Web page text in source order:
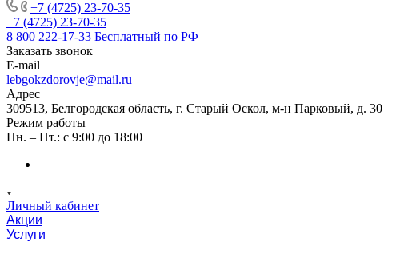
+7 (4725) 23-70-35
+7 (4725) 23-70-35
8 800 222-17-33 Бесплатный по РФ
Заказать звонок
E-mail
lebgokzdorovje@mail.ru
Адрес
309513, Белгородская область, г. Старый Оскол, м-н Парковый, д. 30
Режим работы
Пн. – Пт.: с 9:00 до 18:00
Личный кабинет
Акции
Услуги